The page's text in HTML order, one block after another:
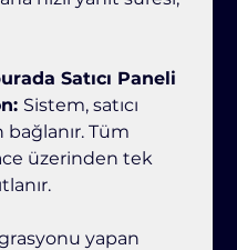
Satıcı Paneli
Sistem, satıcı
Tüm
üzerinden tek
yapan